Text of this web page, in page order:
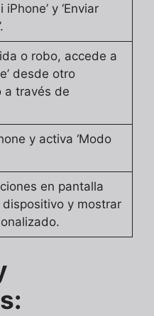
y ‘Enviar
o robo, accede a
desde otro
a través de
y activa ‘Modo
en pantalla
y mostrar